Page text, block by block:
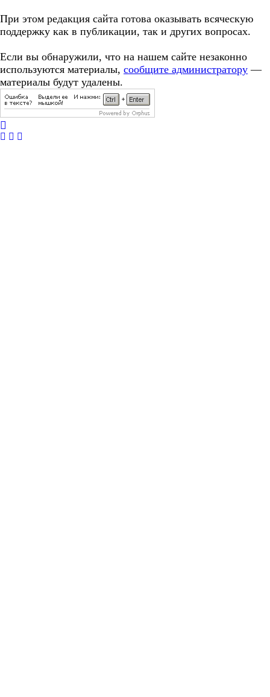
При этом редакция сайта готова оказывать всяческую
поддержку как в публикации, так и других вопросах.
Если вы обнаружили, что на нашем сайте незаконно
используются материалы, сообщите администратору —
материалы будут удалены.